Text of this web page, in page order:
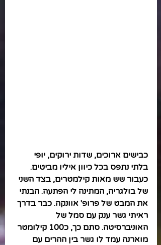
כבישים ארוכים, שדות ירוקים, יופי
בלתי נתפס בכל כיוון איליו מביטים.
כעבור שש מאות קילמטרים, בצד השני
של בולגריה, המתינה לי הפתעה. הבנתי
את המבט של פרופ' אוונקה. כבר בדרך
ראיתי גשר ענק עם סמל של
האוניברסיטה. סתם כך, כ100 קילומטר
מוארנה עמד לו גשר בין ההרים עם